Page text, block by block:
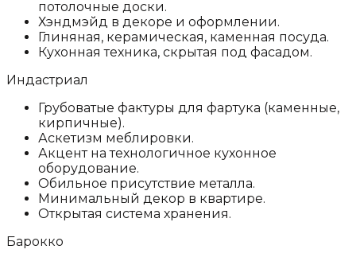
потолочные доски.
Хэндмэйд в декоре и оформлении.
Глиняная, керамическая, каменная посуда.
Кухонная техника, скрытая под фасадом.
Индастриал
Грубоватые фактуры для фартука (каменные,
кирпичные).
Аскетизм меблировки.
Акцент на технологичное кухонное
оборудование.
Обильное присутствие металла.
Минимальный декор в квартире.
Открытая система хранения.
Барокко